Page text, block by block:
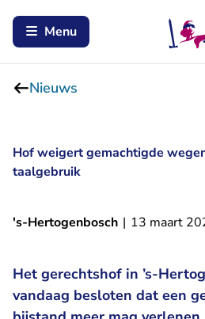
Menu
Nieuws
Hof weigert gemachtigde
taalgebruik
's-Hertogenbosch | 13 maart
Het gerechtshof in ’s-
vandaag besloten dat een